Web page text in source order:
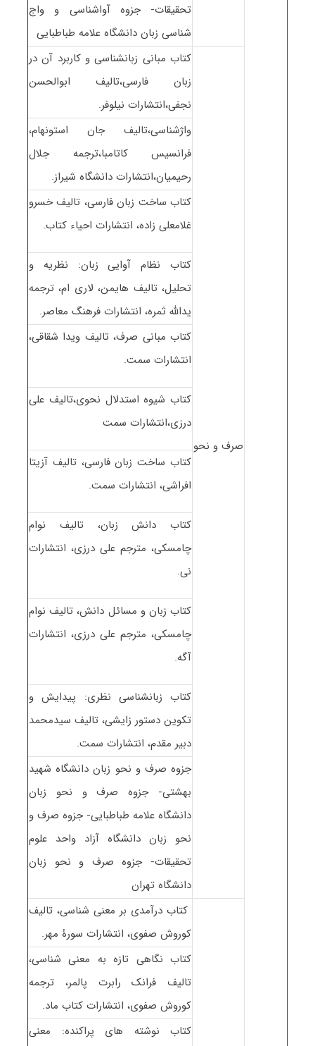
تحقیقات- جزوه آواشناسی و واج
شناسی زبان دانشگاه علامه طباطبایی
صرف و نحو
کتاب مبانی زبانشناسی و کاربرد آن در
زبان فارسی،تالیف ابوالحسن
نجفی،انتشارات نیلوفر.
واژشناسی،تالیف جان استونهام،
فرانسیس کاتامبا،ترجمه جلال
رحیمیان،انتشارات دانشگاه شیراز.
کتاب ساخت زبان فارسی، تالیف خسرو
غلامعلی زاده، انتشارات احیاء کتاب.
کتاب نظام آوایی زبان: نظریه و
تحلیل، تالیف هایمن، لاری ام، ترجمه
یدالله ثمره، انتشارات فرهنگ معاصر.
کتاب مبانی صرف، تالیف ویدا شقاقی،
انتشارات سمت.
کتاب شیوه استدلال نحوی،تالیف علی
درزی،انتشارات سمت
کتاب ساخت زبان فارسی، تالیف آزیتا
افراشی، انتشارات سمت.
کتاب دانش زبان، تالیف نوام
چامسکی، مترجم علی درزی، انتشارات
نی.
کتاب زبان و مسائل دانش، تالیف نوام
چامسکی، مترجم علی درزی، انتشارات
آگه.
کتاب زبانشناسی نظری: پیدایش و
تکوین دستور زایشی، تالیف سیدمحمد
دبیر مقدم، انتشارات سمت.
جزوه صرف و نحو زبان دانشگاه شهید
بهشتی- جزوه صرف و نحو زبان
دانشگاه علامه طباطبایی- جزوه صرف و
نحو زبان دانشگاه آزاد واحد علوم
تحقیقات- جزوه صرف و نحو زبان
دانشگاه تهران
کتاب درآمدی بر معنی شناسی، تالیف
کوروش صفوی، انتشارات سورۀ مهر.
کتاب نگاهی تازه به معنی شناسی،
تالیف فرانک رابرت پالمر، ترجمه
کوروش صفوی، انتشارات کتاب ماد.
کتاب نوشته های پراکنده: معنی